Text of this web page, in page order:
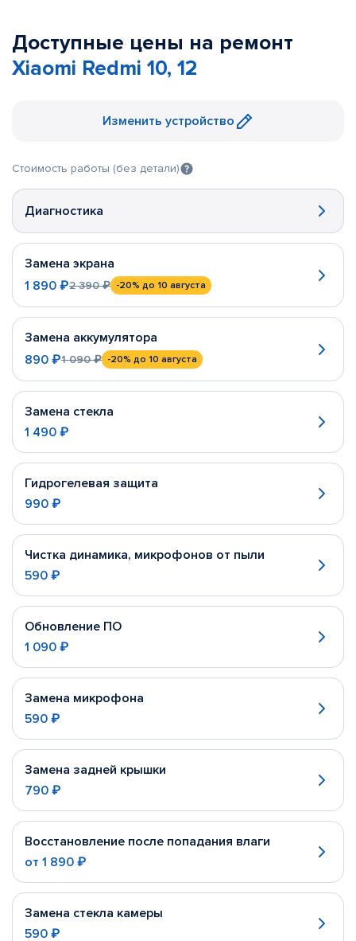
Доступные цены на ремонт
Xiaomi Redmi 10, 12
Изменить устройство
Стоимость работы (без детали)
Диагностика
Замена экрана
1 890 ₽2 390 ₽ -20% до 10 августа
Замена аккумулятора
890 ₽1 090 ₽ -20% до 10 августа
Замена стекла
1 490 ₽
Гидрогелевая защита
990 ₽
Чистка динамика, микрофонов от пыли
590 ₽
Обновление ПО
1 090 ₽
Замена микрофона
590 ₽
Замена задней крышки
790 ₽
Восстановление после попадания влаги
от 1 890 ₽
Замена стекла камеры
590 ₽